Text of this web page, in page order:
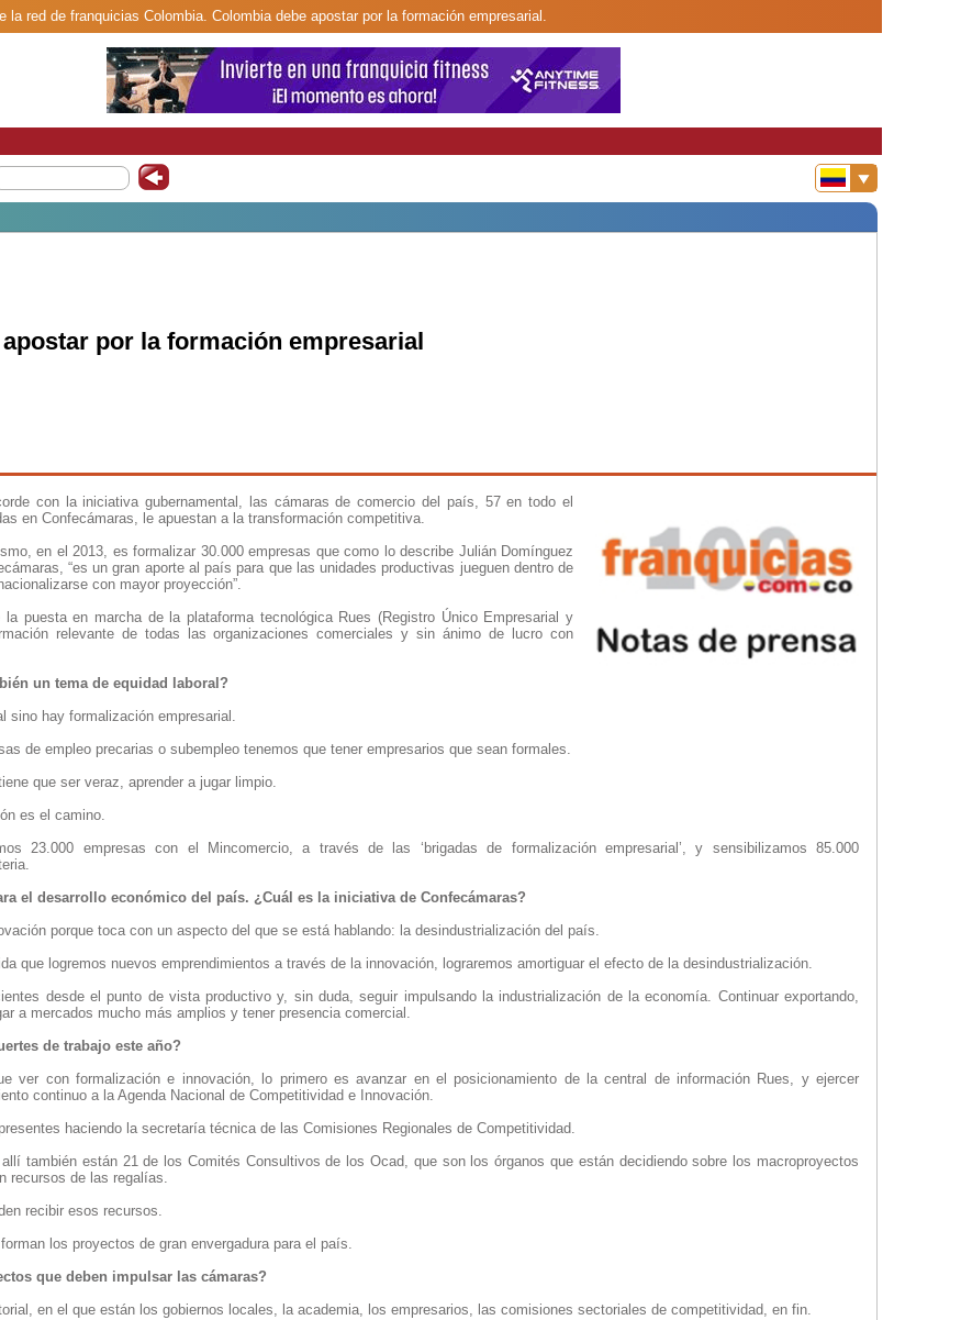
la red de franquicias Colombia. Colombia debe apostar por la formación empresarial.
por la formación empresarial
con la iniciativa gubernamental, las cámaras de comercio del país, 57 en todo el
en Confecámaras, le apuestan a la transformación competitiva.
en el 2013, es formalizar 30.000 empresas que como lo describe Julián Domínguez
“es un gran aporte al país para que las unidades productivas jueguen dentro de
con mayor proyección”.
puesta en marcha de la plataforma tecnológica Rues (Registro Único Empresarial y
relevante de todas las organizaciones comerciales y sin ánimo de lucro con
un tema de equidad laboral?
sino hay formalización empresarial.
de empleo precarias o subempleo tenemos que tener empresarios que sean formales.
que ser veraz, aprender a jugar limpio.
es el camino.
23.000 empresas con el Mincomercio, a través de las ‘brigadas de formalización empresarial’, y sensibilizamos 85.000
el desarrollo económico del país. ¿Cuál es la iniciativa de Confecámaras?
porque toca con un aspecto del que se está hablando: la desindustrialización del país.
que logremos nuevos emprendimientos a través de la innovación, lograremos amortiguar el efecto de la desindustrialización.
desde el punto de vista productivo y, sin duda, seguir impulsando la industrialización de la economía. Continuar exportando,
a mercados mucho más amplios y tener presencia comercial.
de trabajo este año?
ver con formalización e innovación, lo primero es avanzar en el posicionamiento de la central de información Rues, y ejercer
continuo a la Agenda Nacional de Competitividad e Innovación.
haciendo la secretaría técnica de las Comisiones Regionales de Competitividad.
también están 21 de los Comités Consultivos de los Ocad, que son los órganos que están decidiendo sobre los macroproyectos
recursos de las regalías.
recibir esos recursos.
los proyectos de gran envergadura para el país.
que deben impulsar las cámaras?
en el que están los gobiernos locales, la academia, los empresarios, las comisiones sectoriales de competitividad, en fin.